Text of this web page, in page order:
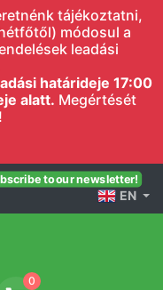
tájékoztatni,
módosul a
leadási
határideje 17:00
alatt. Megértését
to our newsletter!
EN
0